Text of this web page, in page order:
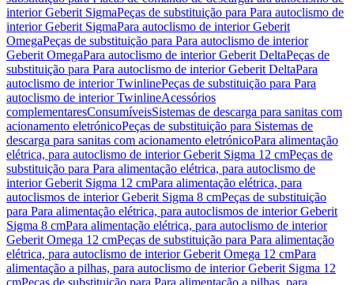
interior Geberit SigmaPeças de substituição para Para autoclismo de
interior Geberit SigmaPara autoclismo de interior Geberit
OmegaPeças de substituição para Para autoclismo de interior
Geberit OmegaPara autoclismo de interior Geberit DeltaPeças de
substituição para Para autoclismo de interior Geberit DeltaPara
autoclismo de interior TwinlinePeças de substituição para Para
autoclismo de interior TwinlineAcessórios
complementaresConsumíveisSistemas de descarga para sanitas com
acionamento eletrónicoPeças de substituição para Sistemas de
descarga para sanitas com acionamento eletrónicoPara alimentação
elétrica, para autoclismo de interior Geberit Sigma 12 cmPeças de
substituição para Para alimentação elétrica, para autoclismo de
interior Geberit Sigma 12 cmPara alimentação elétrica, para
autoclismos de interior Geberit Sigma 8 cmPeças de substituição
para Para alimentação elétrica, para autoclismos de interior Geberit
Sigma 8 cmPara alimentação elétrica, para autoclismo de interior
Geberit Omega 12 cmPeças de substituição para Para alimentação
elétrica, para autoclismo de interior Geberit Omega 12 cmPara
alimentação a pilhas, para autoclismo de interior Geberit Sigma 12
cmPeças de substituição para Para alimentação a pilhas, para